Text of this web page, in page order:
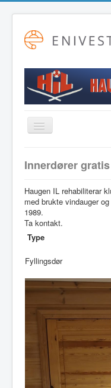
Toggle
Navigation
Fotball
Friidrett
Langrenn
Klubblokaler
Medlemsskap
Minnefond
Innerdører
Haugen IL rehabiliterar
med brukte vindauger
1989.
Ta kontakt.
Type
Fyllingsdør